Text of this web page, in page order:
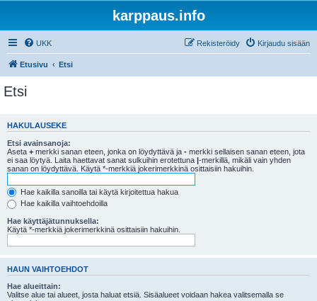
karppaus.info
UKK Kirjaudu sisään
Rekisteröidy
Etusivu Etsi
Etsi
HAKULAUSEKE
Etsi avainsanoja:
Aseta + merkki sanan eteen, jonka on löydyttävä ja - merkki sellaisen sanan eteen, jota
ei saa löytyä. Laita haettavat sanat sulkuihin erotettuna |-merkillä, mikäli vain yhden
sanan on löydyttävä. Käytä *-merkkiä jokerimerkkinä osittaisiin hakuihin.
Hae kaikilla sanoilla tai käytä kirjoitettua hakua
Hae kaikilla vaihtoehdoilla
Hae käyttäjätunnuksella:
Käytä *-merkkiä jokerimerkkinä osittaisiin hakuihin.
HAUN VAIHTOEHDOT
Hae alueittain:
Valitse alue tai alueet, josta haluat etsiä. Sisäalueet voidaan hakea valitsemalla se